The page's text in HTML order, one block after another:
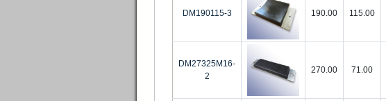
DM190115-3 190.00 115.00
DM27325M16-
2
270.00 71.00